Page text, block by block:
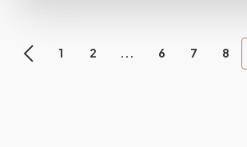
1 2 ... 6 7 8